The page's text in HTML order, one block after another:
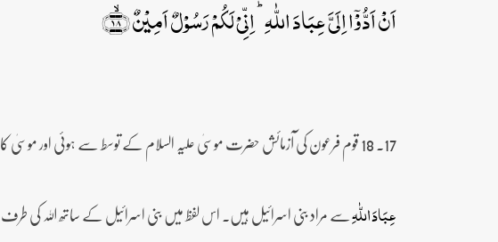
اَنۡ اَدُّوۡۤا اِلَیَّ عِبَادَ اللّٰہِ ؕ اِنِّیۡ لَکُمۡ رَسُوۡلٌ اَمِیۡنٌ ﴿ۙ۱۸﴾
17۔ 18 قوم فرعون کی آزمائش حضرت موسیٰ علیہ السلام کے توسط سے ہوئی اور موسیٰ کا مدعا علیہ السلام یہ تھا کہ بنی اسرائیل کو میرے حوالے کر دو۔ اَدُّوۡۤا حوالے کرو کے معنی میں زیادہ مناسب ہے۔
عِبَادَ اللّٰہِسے مراد بنی اسرائیل ہیں۔ اس لفظ میں بنی اسرائیل کے ساتھ اللہ کی